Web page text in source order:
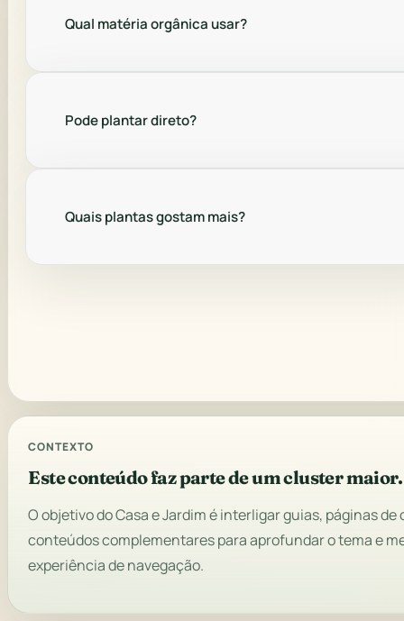
Qual matéria orgânica usar?
Pode plantar direto?
Quais plantas gostam mais?
CONTEXTO
Este conteúdo faz parte de um cluster maior.
O objetivo do Casa e Jardim é interligar guias, páginas de
conteúdos complementares para aprofundar o tema e
experiência de navegação.